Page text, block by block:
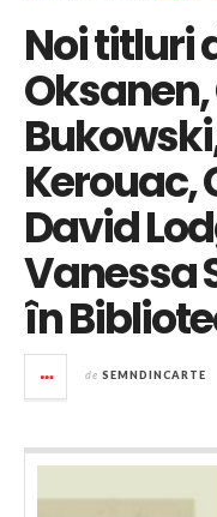
Noi titluri
Kerouac,
David
Vanessa
în
de SEMNDINCARTE